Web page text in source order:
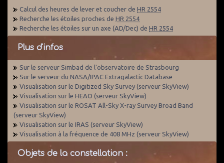
Calcul des heures de lever et coucher de HR 2554
Recherche les étoiles proches de HR 2554
Recherche les étoiles sur un axe (AD/Dec) de HR 2554
Plus d'infos
Sur le serveur Simbad de l'observatoire de Strasbourg
Sur le serveur du NASA/IPAC Extragalactic Database
Visualisation sur le Digitized Sky Survey (serveur SkyView)
Visualisation sur le HEAO (serveur SkyView)
Visualisation sur le ROSAT All-Sky X-ray Survey Broad Band
(serveur SkyView)
Visualisation sur le IRAS (serveur SkyView)
Visualisation à la fréquence de 408 MHz (serveur SkyView)
Objets de la constellation :